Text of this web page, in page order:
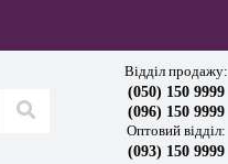
Відділ продажу:
(050) 150 9999
(096) 150 9999
Оптовий відділ:
(093) 150 9999